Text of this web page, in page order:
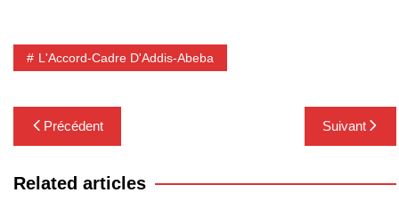
L'Accord-Cadre D'Addis-Abeba
Navigation
de
l’article
Précédent Suivant
Related articles